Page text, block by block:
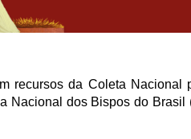
recursos da Coleta Nacional
Nacional dos Bispos do